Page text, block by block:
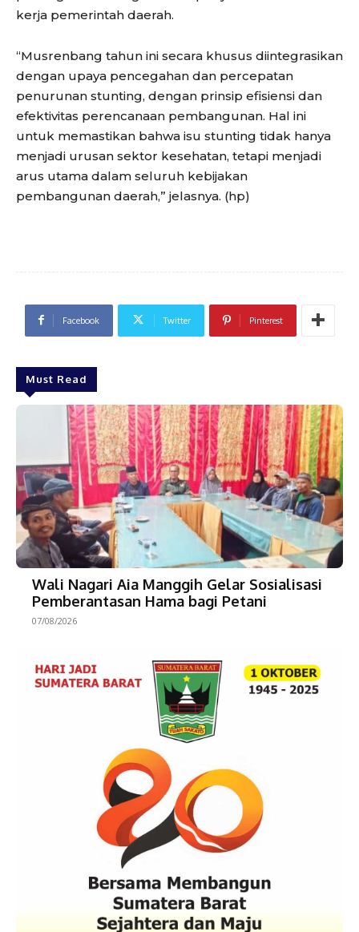
kerja pemerintah daerah.
“Musrenbang tahun ini secara khusus diintegrasikan
dengan upaya pencegahan dan percepatan
penurunan stunting, dengan prinsip efisiensi dan
efektivitas perencanaan pembangunan. Hal ini
untuk memastikan bahwa isu stunting tidak hanya
menjadi urusan sektor kesehatan, tetapi menjadi
arus utama dalam seluruh kebijakan
pembangunan daerah,” jelasnya. (hp)
Facebook Twitter Pinterest
Must Read
Wali Nagari Aia Manggih Gelar Sosialisasi
Pemberantasan Hama bagi Petani
07/08/2026